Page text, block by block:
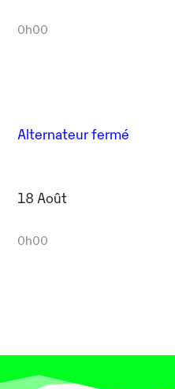
0h00
Alternateur fermé
18 Août
0h00